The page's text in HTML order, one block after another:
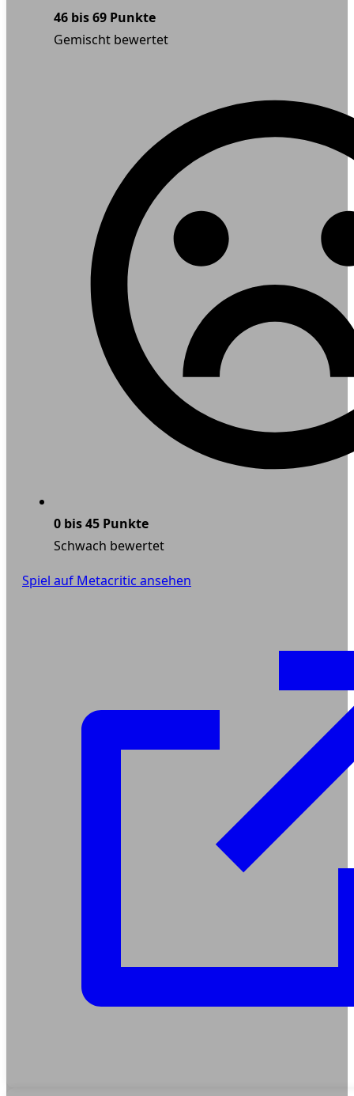
46 bis 69 Punkte
Gemischt bewertet
0 bis 45 Punkte
Schwach bewertet
Spiel auf Metacritic ansehen